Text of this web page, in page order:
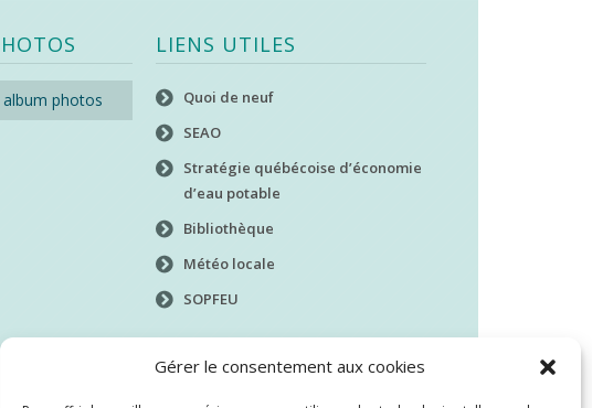
Gérer le consentement aux cookies
photos
LIENS UTILES
Quoi de neuf
SEAO
Stratégie québécoise d’économie
d’eau potable
Bibliothèque
Météo locale
SOPFEU